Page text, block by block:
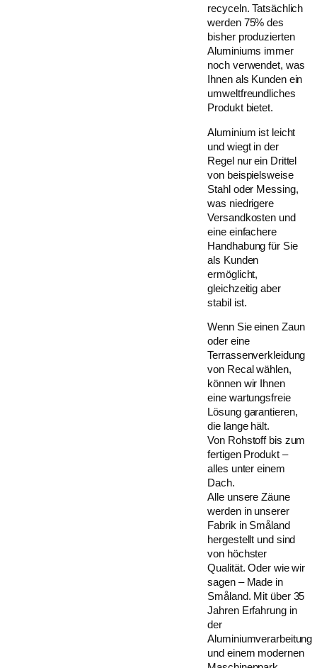
recyceln. Tatsächlich
werden 75% des
bisher produzierten
Aluminiums immer
noch verwendet, was
Ihnen als Kunden ein
umweltfreundliches
Produkt bietet.
Aluminium ist leicht
und wiegt in der
Regel nur ein Drittel
von beispielsweise
Stahl oder Messing,
was niedrigere
Versandkosten und
eine einfachere
Handhabung für Sie
als Kunden
ermöglicht,
gleichzeitig aber
stabil ist.
Wenn Sie einen Zaun
oder eine
Terrassenverkleidung
von Recal wählen,
können wir Ihnen
eine wartungsfreie
Lösung garantieren,
die lange hält.
Von Rohstoff bis zum
fertigen Produkt –
alles unter einem
Dach.
Alle unsere Zäune
werden in unserer
Fabrik in Småland
hergestellt und sind
von höchster
Qualität. Oder wie wir
sagen – Made in
Småland. Mit über 35
Jahren Erfahrung in
der
Aluminiumverarbeitung
und einem modernen